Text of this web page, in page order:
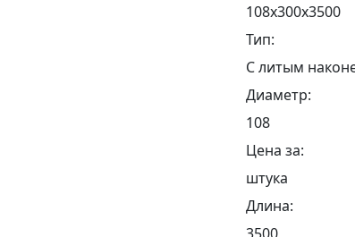
108х300х3500
Тип:
С литым
Диаметр:
108
Цена за:
штука
Длина: